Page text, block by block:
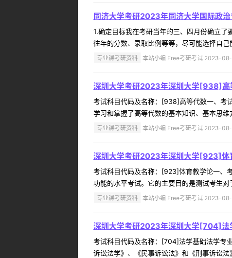
同济大学考研2023年同济大学国际政
1.确定目标我在考研当年的三、四月份确立
往年的分数、录取比例等等，尽可能选择自
专业课考研资料 本站小编 Free考研考试 2023-
深圳大学考研2023年深圳大学[938]高
考试科目代码及名称：[938]高等代数一、考
学习和掌握了高等代数的基本知识、基本思
专业课考研资料 本站小编 Free考研考试 2023-
深圳大学考研2023年深圳大学[923]体
考试科目代码及名称：[923]体育教学论一、
功能的水平考试。它的主要目的是测试考生
专业课考研资料 本站小编 Free考研考试 2023-
深圳大学考研2023年深圳大学[704]法
考试科目代码及名称：[704]法学基础法学专
诉讼法学》、《民事诉讼法》和《刑事诉讼